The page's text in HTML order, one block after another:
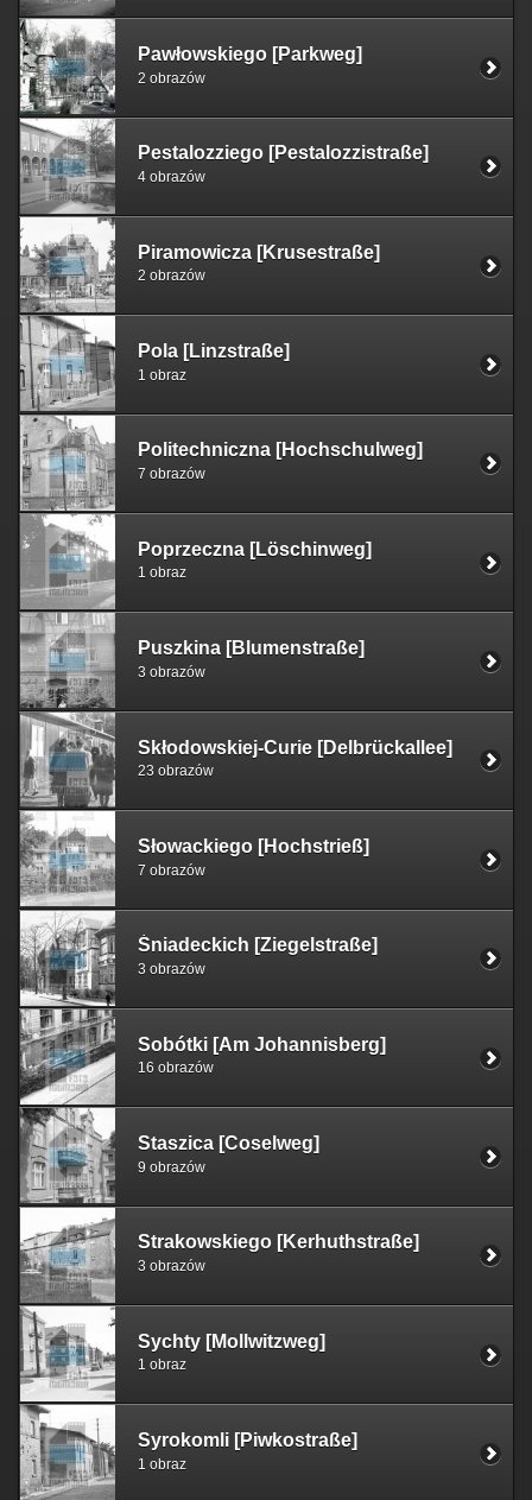
Pawłowskiego [Parkweg]
2 obrazów
Pestalozziego [Pestalozzistraße]
4 obrazów
Piramowicza [Krusestraße]
2 obrazów
Pola [Linzstraße]
1 obraz
Politechniczna [Hochschulweg]
7 obrazów
Poprzeczna [Löschinweg]
1 obraz
Puszkina [Blumenstraße]
3 obrazów
Skłodowskiej-Curie [Delbrückallee]
23 obrazów
Słowackiego [Hochstrieß]
7 obrazów
Śniadeckich [Ziegelstraße]
3 obrazów
Sobótki [Am Johannisberg]
16 obrazów
Staszica [Coselweg]
9 obrazów
Strakowskiego [Kerhuthstraße]
3 obrazów
Sychty [Mollwitzweg]
1 obraz
Syrokomli [Piwkostraße]
1 obraz